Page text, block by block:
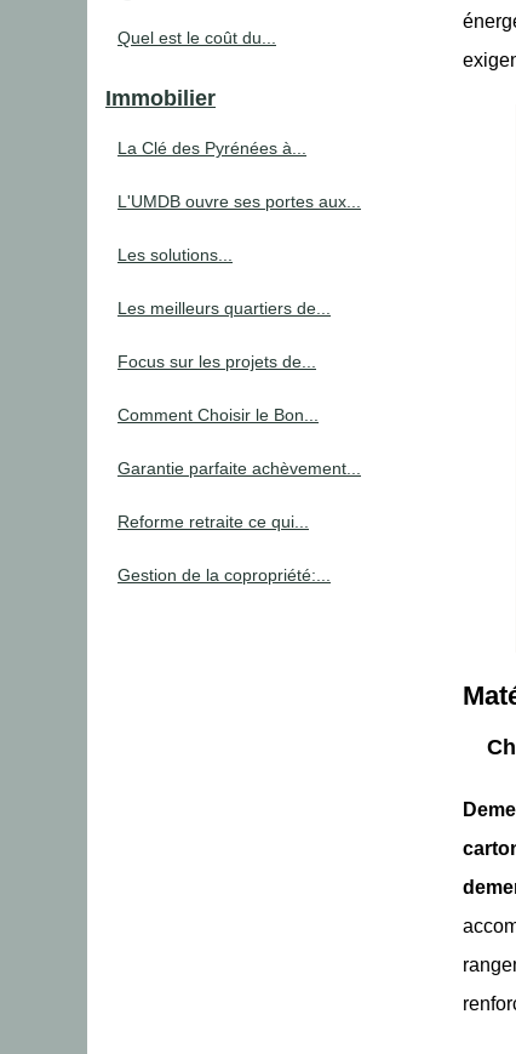
Quel est le coût du...
Immobilier
La Clé des Pyrénées à...
L'UMDB ouvre ses portes aux...
Les solutions...
Les meilleurs quartiers de...
Focus sur les projets de...
Comment Choisir le Bon...
Garantie parfaite achèvement...
Reforme retraite ce qui...
Gestion de la copropriété:...